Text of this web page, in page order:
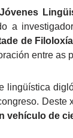
a
de
entre as
lingüística
vehículo de